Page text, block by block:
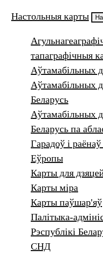
Настольныя карты
тапаграфічныя
Аўтамабільных
Аўтамабільных
Беларусь
Аўтамабільных
Беларусь па
Гарадоў i раёнаў
Еўропы
Карты для
Карты міра
Карты паўшар'яў
Палітыка-
Рэспублікі
СНД